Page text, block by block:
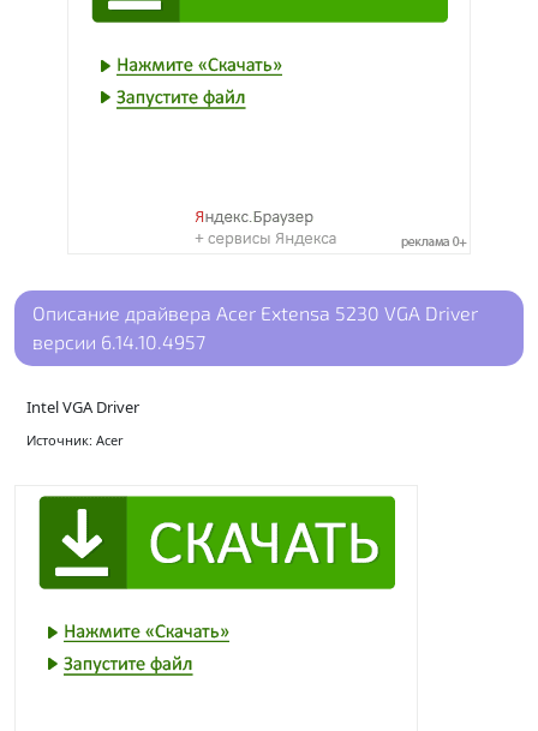
Описание драйвера Acer Extensa 5230 VGA Driver
версии 6.14.10.4957
Intel VGA Driver
Источник: Acer